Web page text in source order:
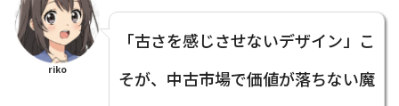
riko
「古さを感じさせないデザイン」こ
そが、中古市場で価値が落ちない魔